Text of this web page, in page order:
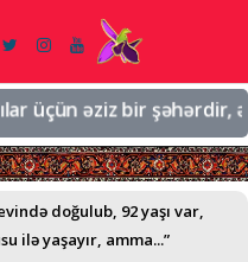
üçün əziz bir şəhərdir,
doğulub, 92 yaşı var,
ilə yaşayır, amma...”